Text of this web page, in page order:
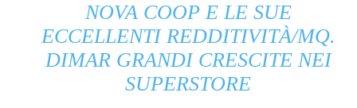
NOVA COOP E LE SUE
ECCELLENTI REDDITIVITÀ/MQ.
DIMAR GRANDI CRESCITE NEI
SUPERSTORE